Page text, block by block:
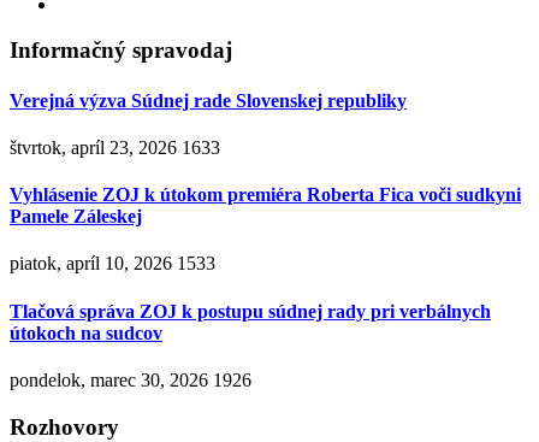
Informačný spravodaj
Verejná výzva Súdnej rade Slovenskej republiky
štvrtok, apríl 23, 2026 1633
Vyhlásenie ZOJ k útokom premiéra Roberta Fica voči sudkyni
Pamele Záleskej
piatok, apríl 10, 2026 1533
Tlačová správa ZOJ k postupu súdnej rady pri verbálnych
útokoch na sudcov
pondelok, marec 30, 2026 1926
Rozhovory